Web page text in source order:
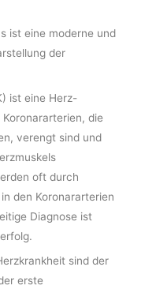
ist eine moderne und
der
ist eine Herz-
die
verengt sind und
oft durch
den Koronararterien
Diagnose ist
sind der
erste